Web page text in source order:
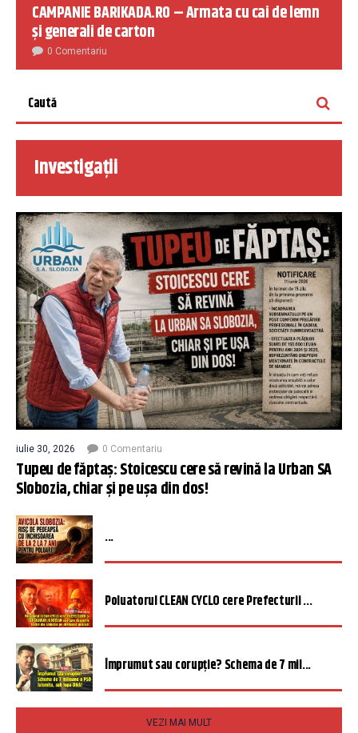
CAMPANIE BARIKADA.RO – Armata cu cai de lemn
și generali de carton
0 Comentariu
Investigații
iulie 30, 2026 0 Comentariu
Tupeu de făptaș: Stoicescu cere să revină la Urban SA
Slobozia, chiar și pe ușa din dos!
...
Poluatorul CLEAN CYCLO cere Prefecturii ...
Împrumut sau corupție? Schema de 7 mil...
VEZI MAI MULT